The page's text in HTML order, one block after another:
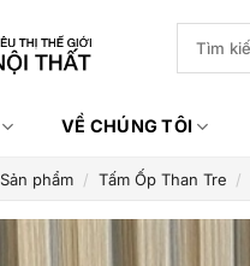
kiếm:
VỀ CHÚNG TÔI
Sản phẩm / Tấm Ốp Than Tre /